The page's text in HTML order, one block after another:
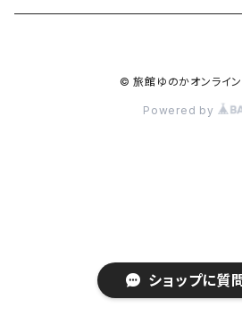
© 旅館ゆのかオンライン
Powered by
ショップに質